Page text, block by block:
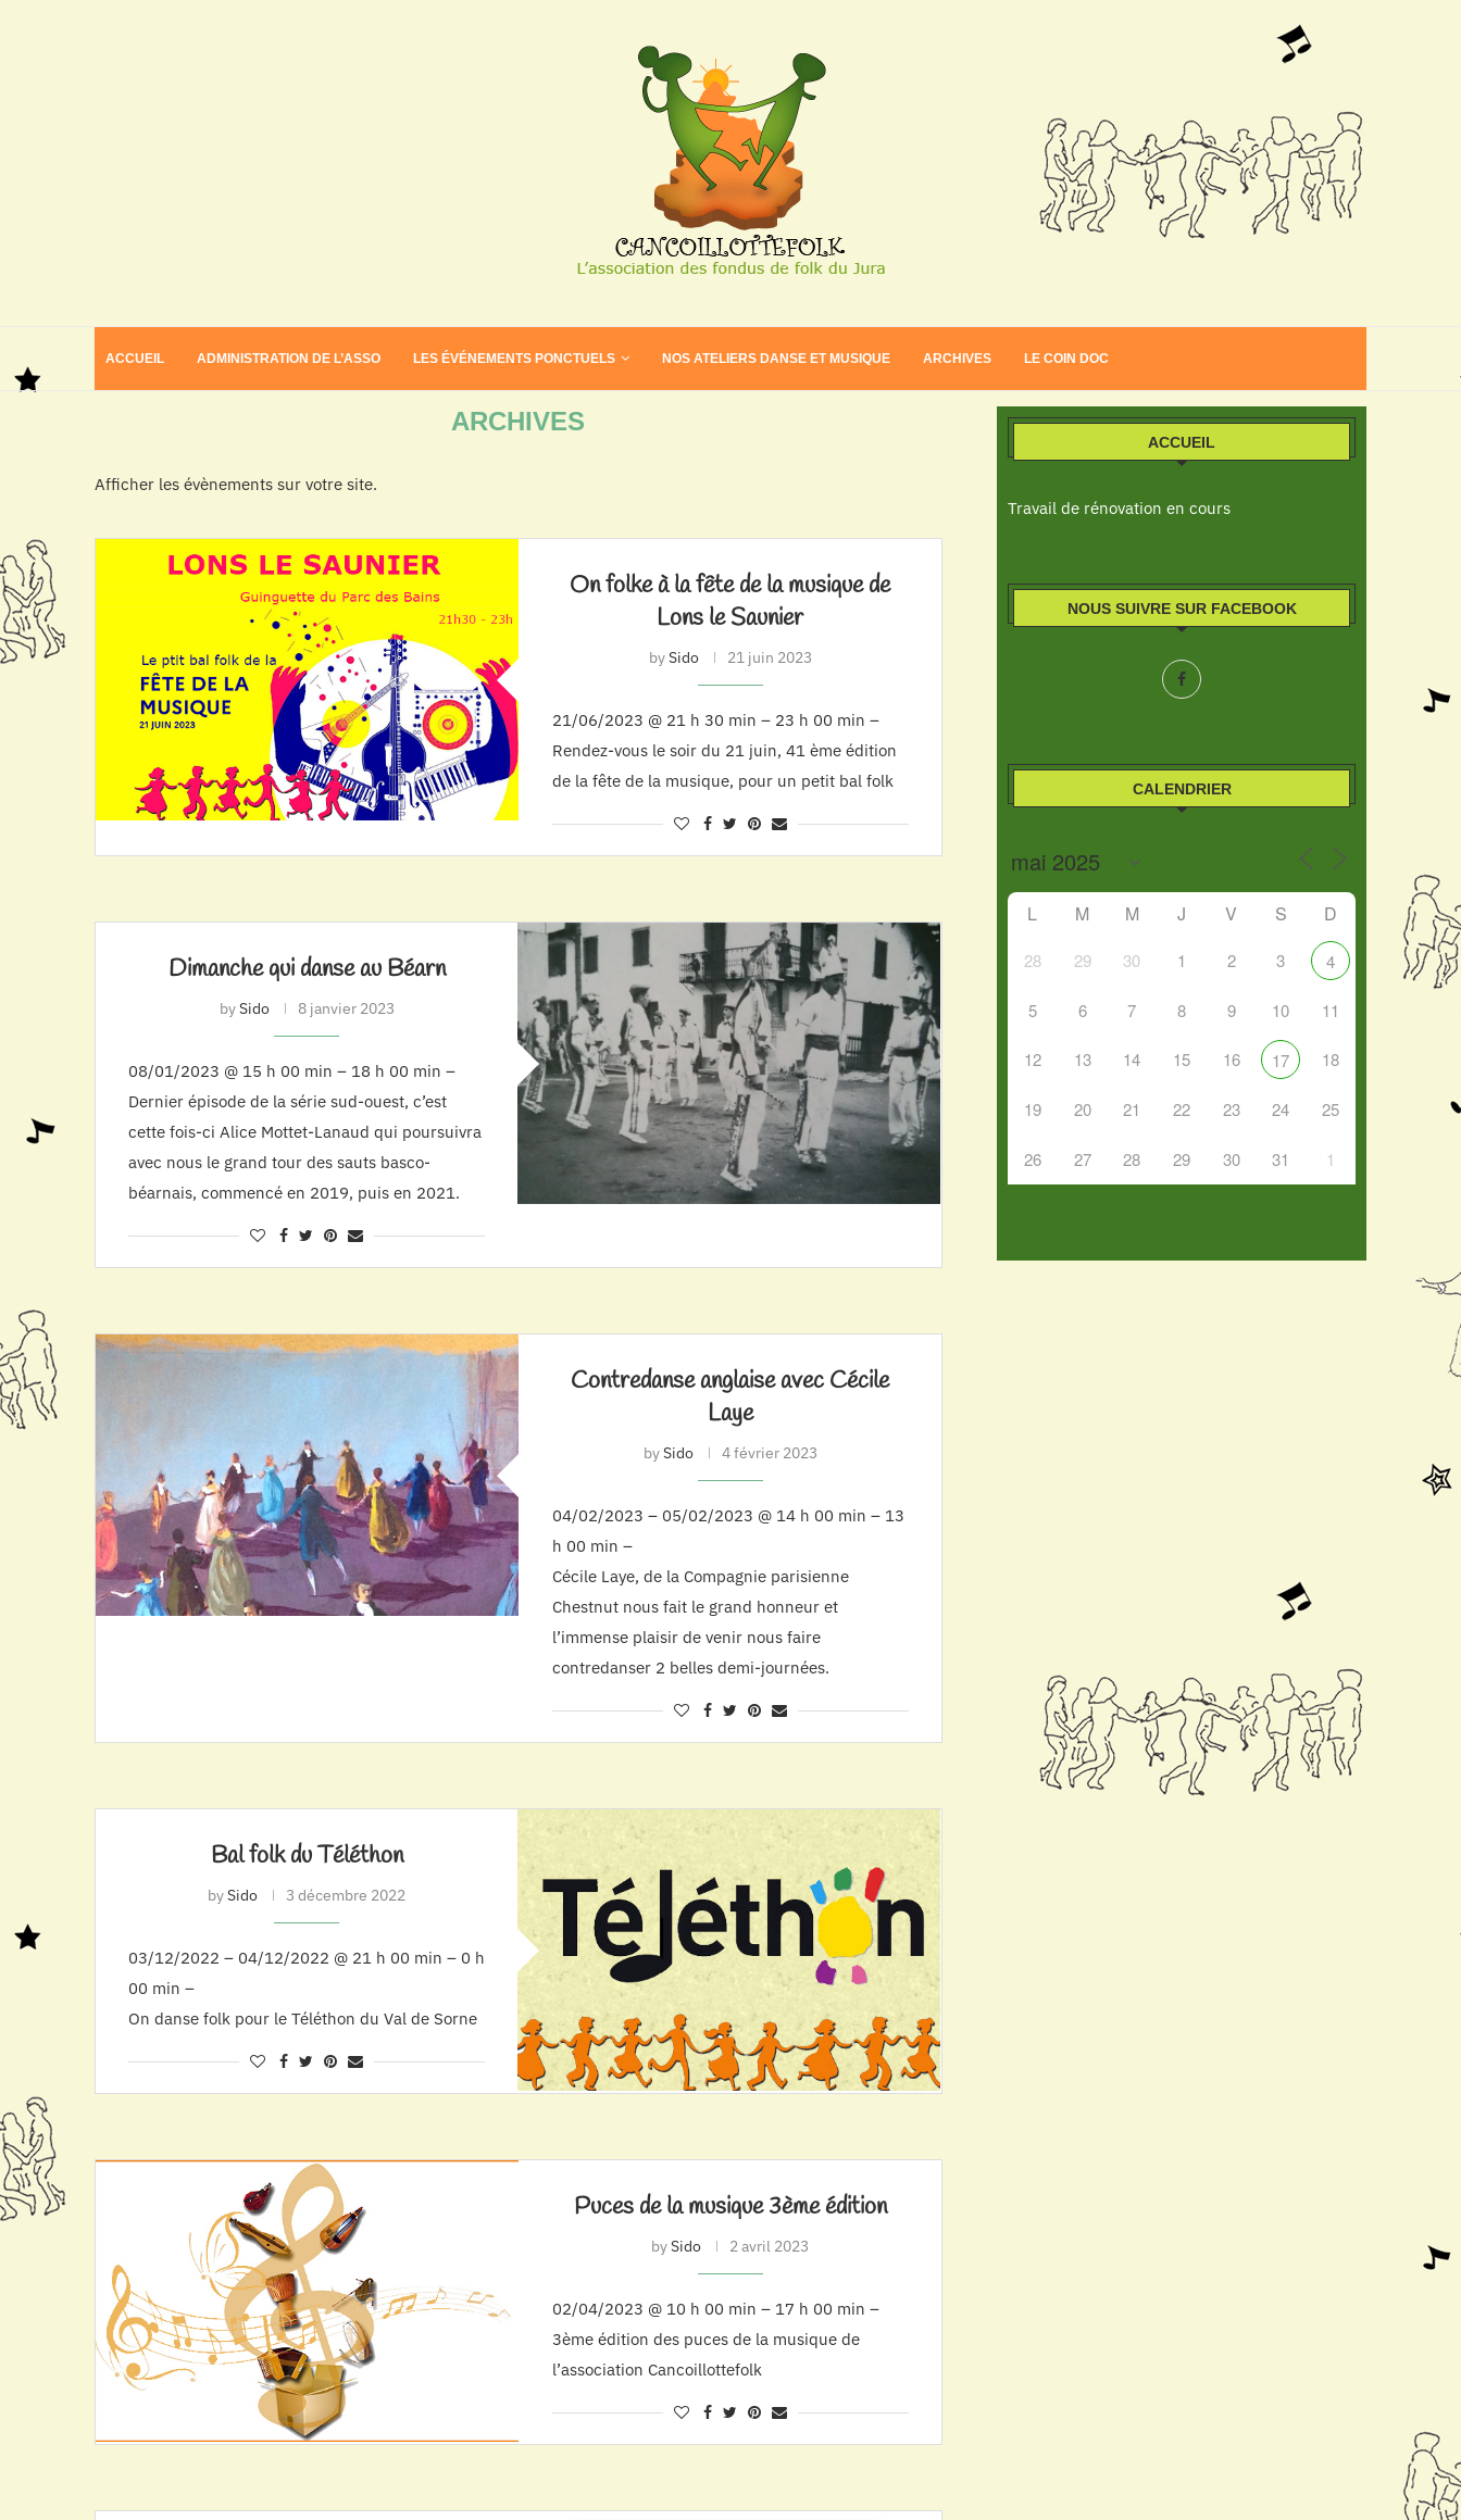
ACCUEIL ADMINISTRATION DE L’ASSO LES ÉVÉNEMENTS PONCTUELS NOS ATELIERS DANSE ET MUSIQUE ARCHIVES LE COIN DOC
ARCHIVES
Afficher les évènements sur votre site.
On folke à la fête de la musique de
Lons le Saunier
bySido 21 juin 2023
21/06/2023 @ 21 h 30 min – 23 h 00 min –
Rendez-vous le soir du 21 juin, 41 ème édition
de la fête de la musique, pour un petit bal folk
Dimanche qui danse au Béarn
bySido 8 janvier 2023
08/01/2023 @ 15 h 00 min – 18 h 00 min –
Dernier épisode de la série sud-ouest, c’est
cette fois-ci Alice Mottet-Lanaud qui poursuivra
avec nous le grand tour des sauts basco-
béarnais, commencé en 2019, puis en 2021.
Contredanse anglaise avec Cécile
Laye
bySido 4 février 2023
04/02/2023 – 05/02/2023 @ 14 h 00 min – 13
h 00 min –
Cécile Laye, de la Compagnie parisienne
Chestnut nous fait le grand honneur et
l’immense plaisir de venir nous faire
contredanser 2 belles demi-journées.
Bal folk du Téléthon
bySido 3 décembre 2022
03/12/2022 – 04/12/2022 @ 21 h 00 min – 0 h
00 min –
On danse folk pour le Téléthon du Val de Sorne
Puces de la musique 3ème édition
bySido 2 avril 2023
02/04/2023 @ 10 h 00 min – 17 h 00 min –
3ème édition des puces de la musique de
l’association Cancoillottefolk
ACCUEIL
Travail de rénovation en cours
NOUS SUIVRE SUR FACEBOOK
CALENDRIER
L M M J V S D
28 29 30 1 2 3 4
5 6 7 8 9 10 11
12 13 14 15 16 17 18
19 20 21 22 23 24 25
26 27 28 29 30 31 1